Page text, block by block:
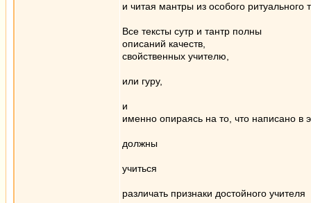
и читая мантры из особого ритуального
Все тексты сутр и тантр полны
описаний качеств,
свойственных учителю,
или гуру,
и
именно опираясь на то, что написано в
должны
учиться
различать признаки достойного учителя